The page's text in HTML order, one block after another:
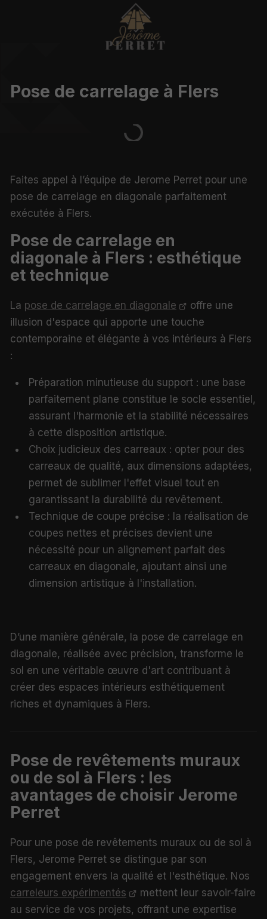
Pose de carrelage à Flers
Faites appel à l’équipe de Jerome Perret pour une
pose de carrelage en diagonale parfaitement
exécutée à Flers.
Pose de carrelage en
diagonale à Flers : esthétique
et technique
La pose de carrelage en diagonale
offre une
illusion d'espace qui apporte une touche
contemporaine et élégante à vos intérieurs à Flers
:
Préparation minutieuse du support : une base
parfaitement plane constitue le socle essentiel,
assurant l'harmonie et la stabilité nécessaires
à cette disposition artistique.
Choix judicieux des carreaux : opter pour des
carreaux de qualité, aux dimensions adaptées,
permet de sublimer l'effet visuel tout en
garantissant la durabilité du revêtement.
Technique de coupe précise : la réalisation de
coupes nettes et précises devient une
nécessité pour un alignement parfait des
carreaux en diagonale, ajoutant ainsi une
dimension artistique à l'installation.
D’une manière générale, la pose de carrelage en
diagonale, réalisée avec précision, transforme le
sol en une véritable œuvre d'art contribuant à
créer des espaces intérieurs esthétiquement
riches et dynamiques à Flers.
Pose de revêtements muraux
ou de sol à Flers : les
avantages de choisir Jerome
Perret
Pour une pose de revêtements muraux ou de sol à
Flers, Jerome Perret se distingue par son
engagement envers la qualité et l'esthétique. Nos
carreleurs expérimentés
mettent leur savoir-faire
au service de vos projets, offrant une expertise